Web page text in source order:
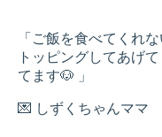
「ご飯を食べてくれ
トッピングしてあげ
てます🐶 」
💌 しずくちゃんママ